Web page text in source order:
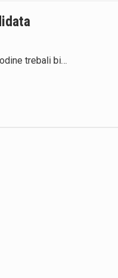
trebali bi…